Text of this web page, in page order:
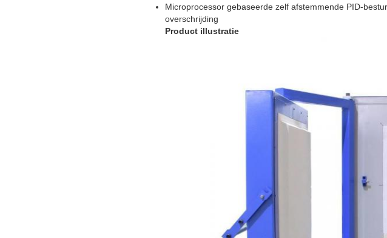
Microprocessor gebaseerde zelf afstemmende PID-
overschrijding
Product illustratie